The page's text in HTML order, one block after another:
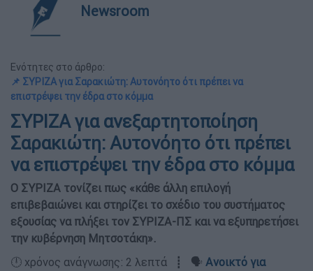
Newsroom
Ενότητες στο άρθρο:
📌 ΣΥΡΙΖΑ για Σαρακιώτη: Αυτονόητο ότι πρέπει να
επιστρέψει την έδρα στο κόμμα
ΣΥΡΙΖΑ για ανεξαρτητοποίηση
Σαρακιώτη: Αυτονόητο ότι πρέπει
να επιστρέψει την έδρα στο κόμμα
Ο ΣΥΡΙΖΑ τονίζει πως «κάθε άλλη επιλογή
επιβεβαιώνει και στηρίζει το σχέδιο του συστήματος
εξουσίας να πλήξει τον ΣΥΡΙΖΑ-ΠΣ και να εξυπηρετήσει
την κυβέρνηση Μητσοτάκη».
🕛 χρόνος ανάγνωσης: 2 λεπτά ┋ 🗣️ Ανοικτό για